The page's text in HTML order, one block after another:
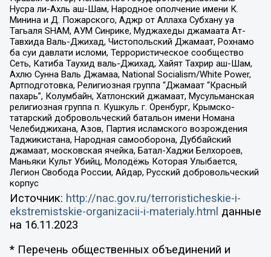
Нусра ли-Ахль аш-Шам, Народное ополчение имени К.
Минина и Д. Пожарского, Аджр от Аллаха Субхану уа
Тагьаля SHAM, АУМ Синрике, Муджахеды джамаата Ат-
Тавхида Валь-Джихад, Чистопольский Джамаат, Рохнамо
ба суи давлати исломи, Террористическое сообщество
Сеть, Катиба Таухид валь-Джихад, Хайят Тахрир аш-Шам,
Ахлю Сунна Валь Джамаа, National Socialism/White Power,
Артподготовка, Религиозная группа “Джамаат “Красный
пахарь”, Колумбайн, Хатлонский джамаат, Мусульманская
религиозная группа п. Кушкуль г. Оренбург, Крымско-
татарский добровольческий батальон имени Номана
Челебиджихана, Азов, Партия исламского возрождения
Таджикистана, Народная самооборона, Дуббайский
джамаат, московская ячейка, Батал-Хаджи Белхороев,
Маньяки Культ Убийц, Молодёжь Которая Улыбается,
Легион Свобода России, Айдар, Русский добровольческий
корпус
Источник: http://nac.gov.ru/terroristicheskie-i-
ekstremistskie-organizacii-i-materialy.html данные
на 16.11.2023
* Перечень общественных объединений и